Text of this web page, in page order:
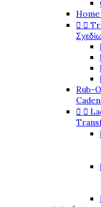
 
Rub-
 